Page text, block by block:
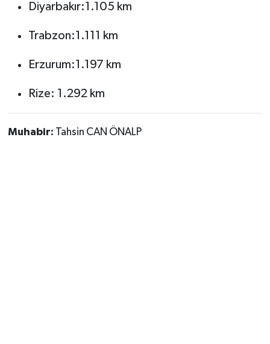
Diyarbakır:1.105 km
Trabzon:1.111 km
Erzurum:1.197 km
Rize: 1.292 km
Muhabir: Tahsin CAN ÖNALP